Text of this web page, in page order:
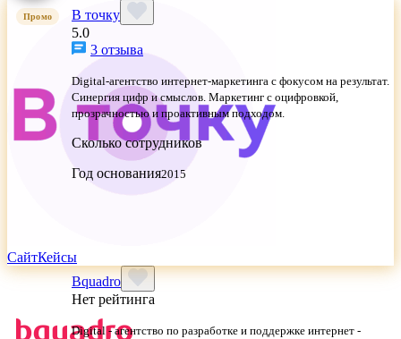
Промо
В точку
5.0
3 отзыва
Digital-агентство интернет-маркетинга с фокусом на результат.
Синергия цифр и смыслов. Маркетинг с оцифровкой,
прозрачностью и проактивным подходом.
Сколько сотрудников
Год основания2015
СайтКейсы
Bquadro
Нет рейтинга
Digital - агентство по разработке и поддержке интернет -